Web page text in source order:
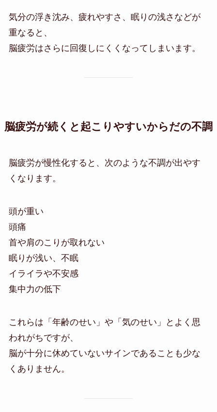
気分の浮き沈み、疲れやすさ、眠りの浅さなどが
重なると、
脳疲労はさらに回復しにくくなってしまいます。
脳疲労が続くと起こりやすいからだの不調
脳疲労が慢性化すると、次のような不調が出やす
くなります。
頭が重い
頭痛
首や肩のこりが取れない
眠りが浅い、不眠
イライラや不安感
集中力の低下
これらは「年齢のせい」や「気のせい」とよく思
われがちですが、
脳が十分に休めていないサインであることも少な
くありません。